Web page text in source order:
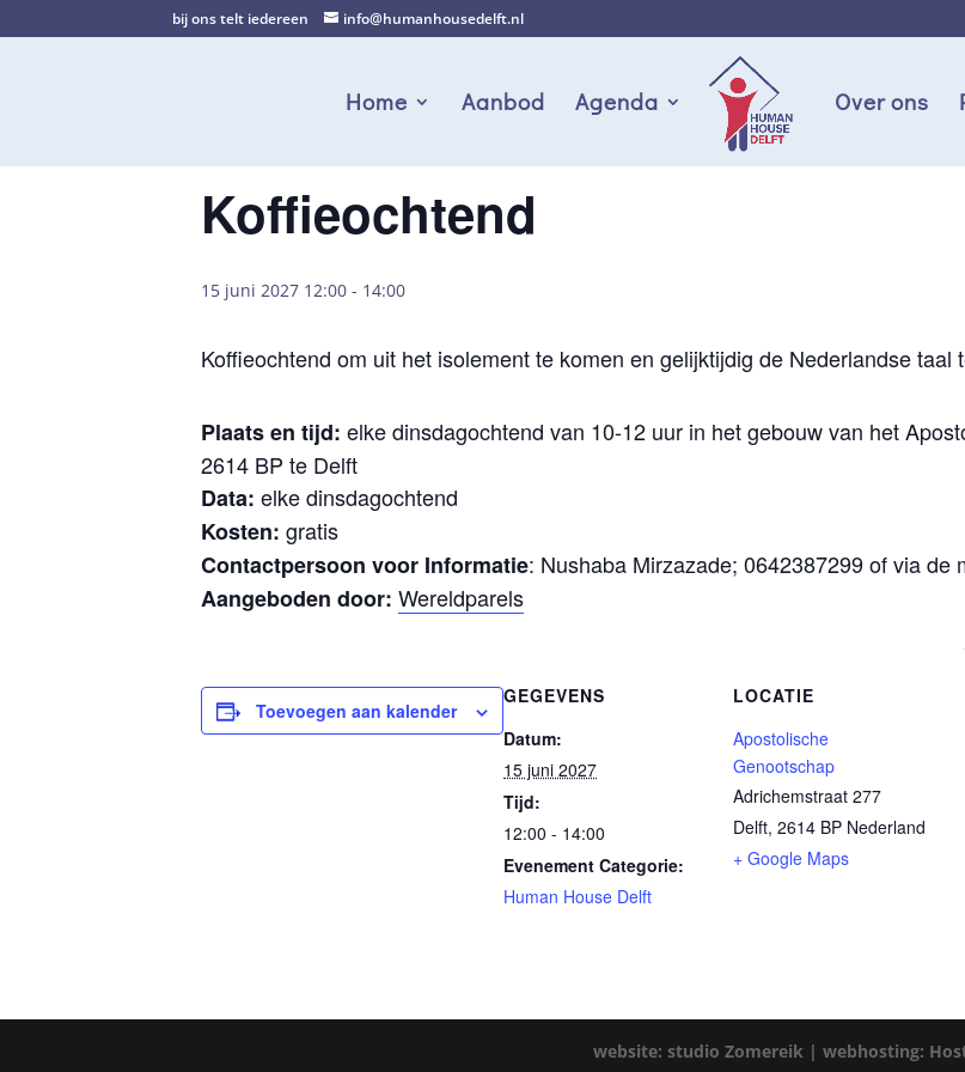
bij ons telt iedereen info@humanhousedelft.nl
Home Aanbod Agenda Over ons
Koffieochtend
15 juni 2027 12:00 - 14:00
Koffieochtend om uit het isolement te komen en gelijktijdig de Nederlandse taal
Plaats en tijd: elke dinsdagochtend van 10-12 uur in het gebouw van het
2614 BP te Delft
Data: elke dinsdagochtend
Kosten: gratis
Contactpersoon voor Informatie: Nushaba Mirzazade; 0642387299 of via de
Aangeboden door: Wereldparels
Toevoegen aan kalender
GEGEVENS
Datum:
15 juni 2027
Tijd:
12:00 - 14:00
Evenement Categorie:
Human House Delft
LOCATIE
Apostolische
Genootschap
Adrichemstraat 277
Delft, 2614 BP Nederland
+ Google Maps
website: studio Zomereik | webhosting: